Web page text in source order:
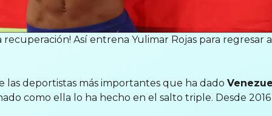
recuperación! Así entrena Yulimar Rojas para regresar
las deportistas más importantes que ha dado
como ella lo ha hecho en el salto triple. Desde